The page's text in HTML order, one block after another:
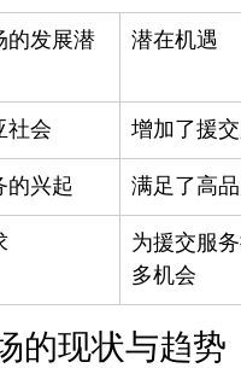
的发展潜
潜在机遇
社会 增加了援
的兴起 满足了高
为援交服
多机会
的现状与趋势